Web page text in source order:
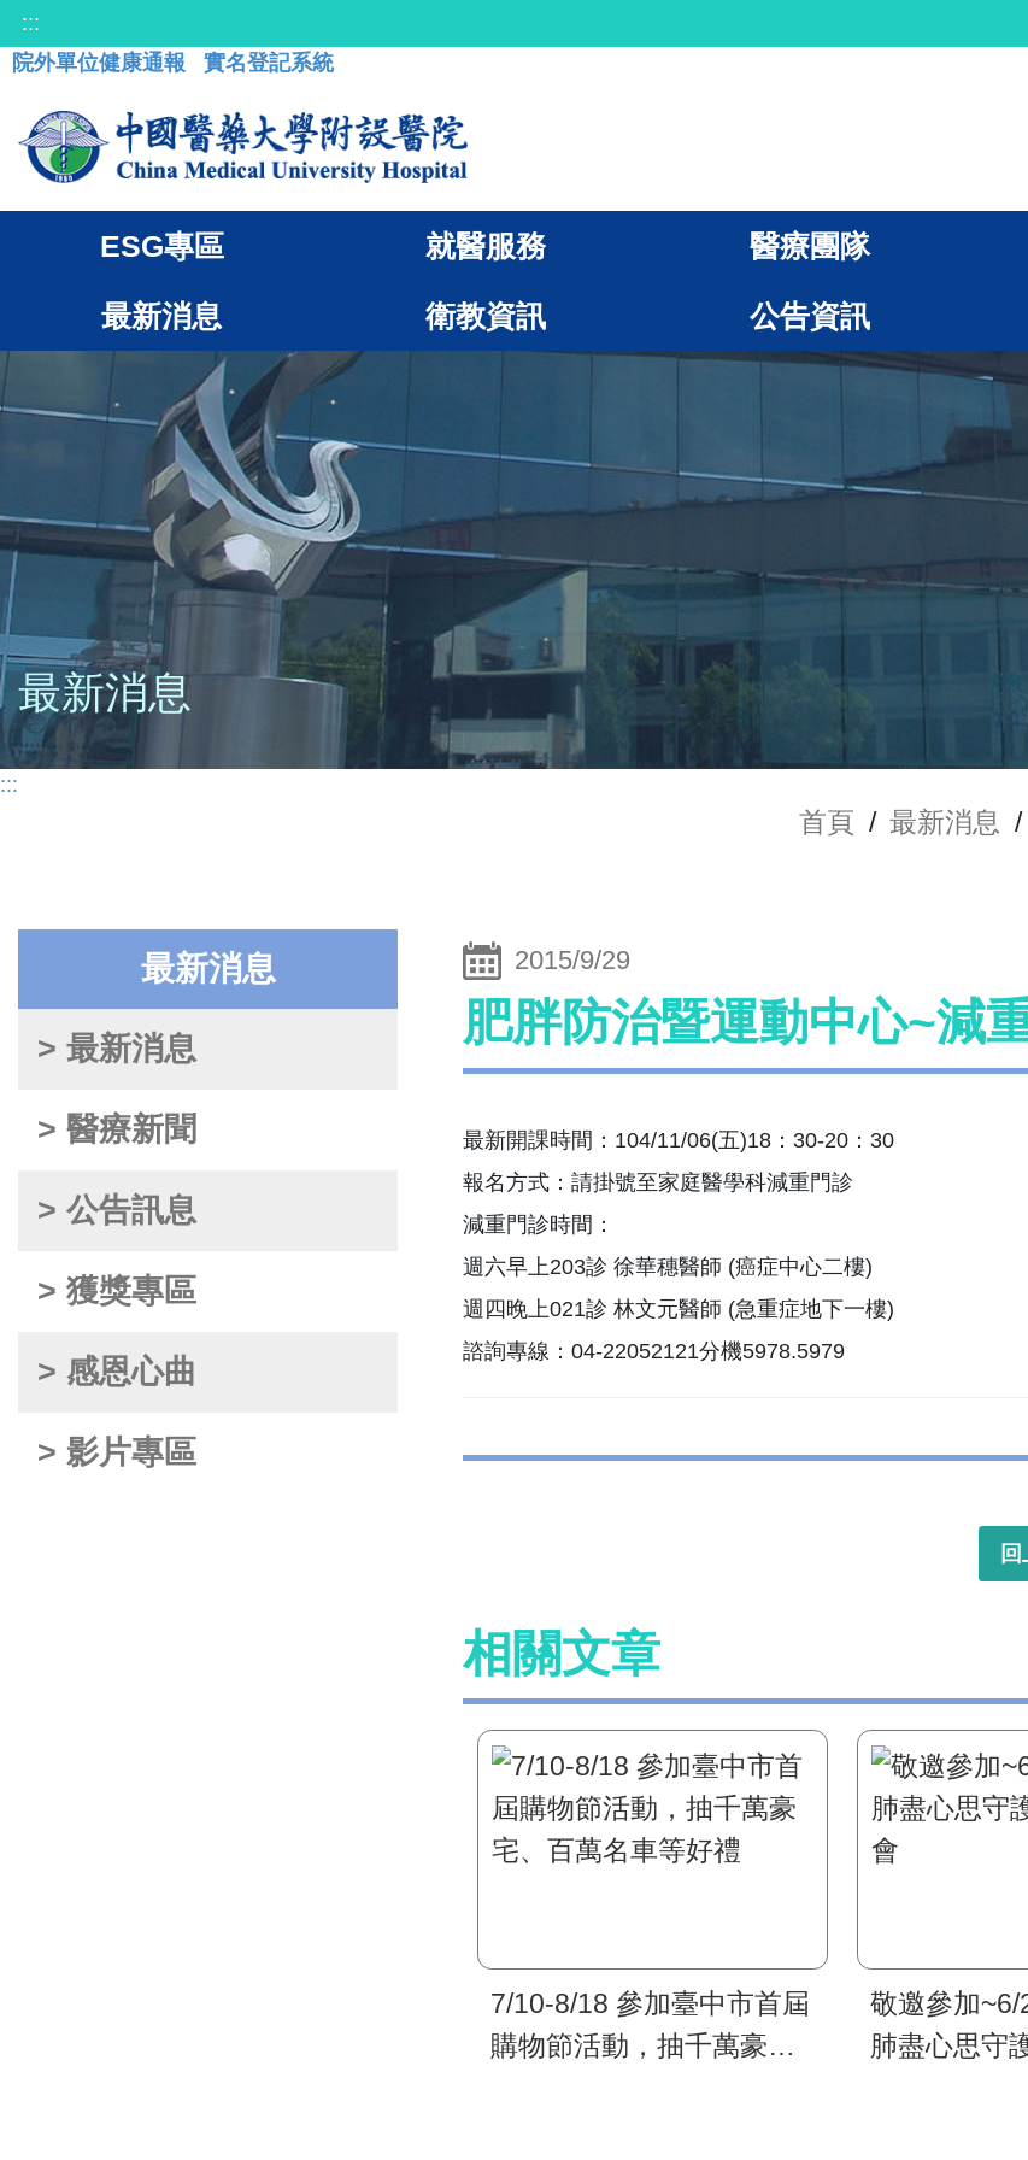
:::
院外單位健康通報
實名登記系統
ESG專區 就醫服務 醫療團隊
最新消息 衛教資訊 公告資訊
最新消息
:::
首頁 / 最新消息 /
最新消息
> 最新消息
> 醫療新聞
> 公告訊息
> 獲獎專區
> 感恩心曲
> 影片專區
2015/9/29
肥胖防治暨運動中心~減
最新開課時間：104/11/06(五)18：30-20：30
報名方式：請掛號至家庭醫學科減重門診
減重門診時間：
週六早上203診 徐華穗醫師 (癌症中心二樓)
週四晚上021診 林文元醫師 (急重症地下一樓)
諮詢專線：04-22052121分機5978.5979
相關文章
7/10-8/18 參加臺中市首屆
購物節活動，抽千萬豪
敬邀參加
肺盡心思守